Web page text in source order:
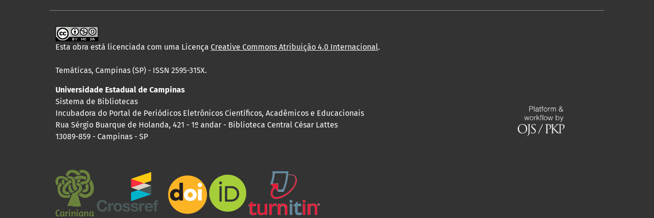
Esta obra está licenciada com uma Licença Creative Commons Atribuição 4.0 Internacional.
Temáticas, Campinas (SP) - ISSN 2595-315X.
Universidade Estadual de Campinas
Sistema de Bibliotecas
Incubadora do Portal de Periódicos Eletrônicos Científicos, Acadêmicos e Educacionais
Rua Sérgio Buarque de Holanda, 421 - 1º andar - Biblioteca Central César Lattes
13089-859 - Campinas - SP